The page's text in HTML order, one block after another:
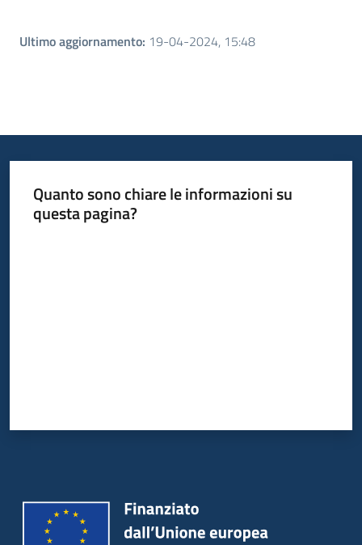
Ultimo aggiornamento: 19-04-2024, 15:48
Quanto sono chiare le informazioni su
questa pagina?